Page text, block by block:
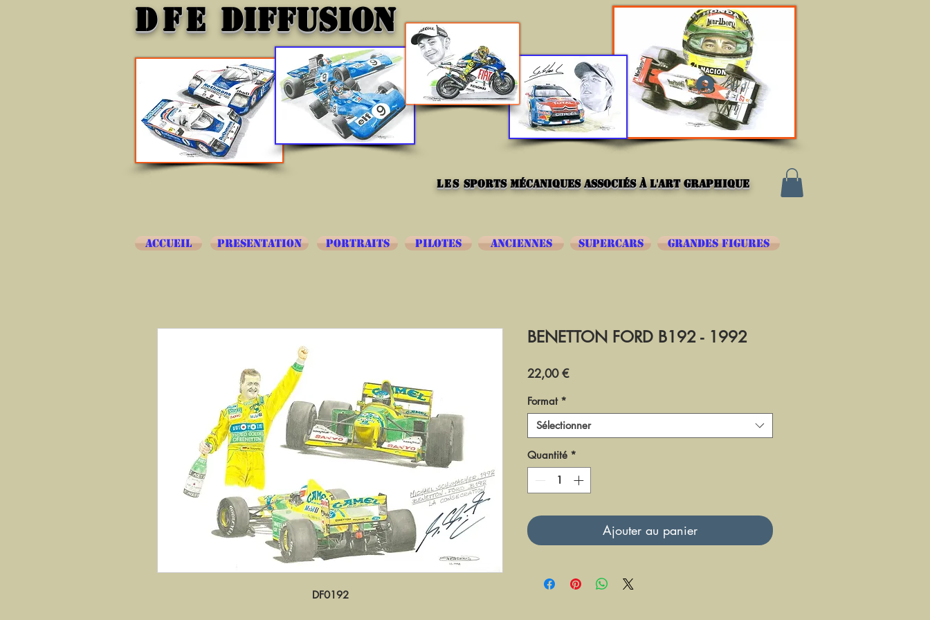
DFE DIFFUSION
Se connecter
lessports mécaniques associés à l'art graphique
DF0192
BENETTON FORD B192 - 1992
22,00 €Prix
Format *
Sélectionner
Quantité *
Ajouter au panier
SUPERCARS
ANCIENNES
PILOTES
PORTRAITS
PRESENTATION
ACCUEIL GRANDES FIGURES